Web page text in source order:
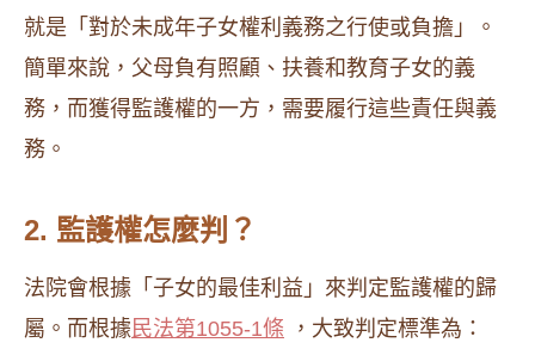
就是「對於未成年子女權利義務之行使或負擔」。
簡單來說，父母負有照顧、扶養和教育子女的義
務，而獲得監護權的一方，需要履行這些責任與義
務。
2. 監護權怎麼判？
法院會根據「子女的最佳利益」來判定監護權的歸
屬。而根據 民法第1055-1條 ，大致判定標準為：